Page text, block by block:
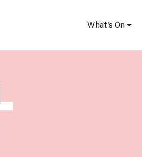
What's On